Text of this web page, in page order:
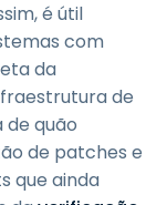
é útil
com
da
de
de quão
de patches e
que ainda